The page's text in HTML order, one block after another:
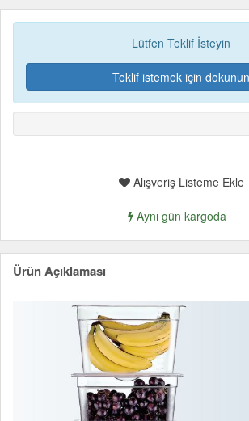
Lütfen Teklif İsteyin
Teklif istemek için dokunun
Alışveriş Listeme Ekle
Aynı gün kargoda
Ürün Açıklaması